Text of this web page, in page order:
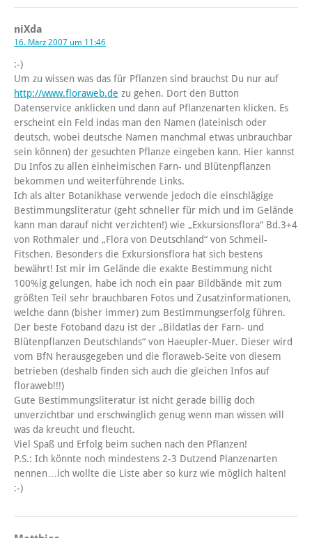
niXda
16. März 2007 um 11:46
:-)
Um zu wissen was das für Pflanzen sind brauchst Du nur auf
http://www.floraweb.de zu gehen. Dort den Button
Datenservice anklicken und dann auf Pflanzenarten klicken. Es
erscheint ein Feld indas man den Namen (lateinisch oder
deutsch, wobei deutsche Namen manchmal etwas unbrauchbar
sein können) der gesuchten Pflanze eingeben kann. Hier kannst
Du Infos zu allen einheimischen Farn- und Blütenpflanzen
bekommen und weiterführende Links.
Ich als alter Botanikhase verwende jedoch die einschlägige
Bestimmungsliteratur (geht schneller für mich und im Gelände
kann man darauf nicht verzichten!) wie „Exkursionsflora“ Bd.3+4
von Rothmaler und „Flora von Deutschland“ von Schmeil-
Fitschen. Besonders die Exkursionsflora hat sich bestens
bewährt! Ist mir im Gelände die exakte Bestimmung nicht
100%ig gelungen, habe ich noch ein paar Bildbände mit zum
größten Teil sehr brauchbaren Fotos und Zusatzinformationen,
welche dann (bisher immer) zum Bestimmungserfolg führen.
Der beste Fotoband dazu ist der „Bildatlas der Farn- und
Blütenpflanzen Deutschlands“ von Haeupler-Muer. Dieser wird
vom BfN herausgegeben und die floraweb-Seite von diesem
betrieben (deshalb finden sich auch die gleichen Infos auf
floraweb!!!)
Gute Bestimmungsliteratur ist nicht gerade billig doch
unverzichtbar und erschwinglich genug wenn man wissen will
was da kreucht und fleucht.
Viel Spaß und Erfolg beim suchen nach den Pflanzen!
P.S.: Ich könnte noch mindestens 2-3 Dutzend Planzenarten
nennen…ich wollte die Liste aber so kurz wie möglich halten!
:-)